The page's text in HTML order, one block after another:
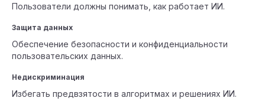
Пользователи должны понимать, как работает ИИ.
Защита данных
Обеспечение безопасности и конфиденциальности
пользовательских данных.
Недискриминация
Избегать предвзятости в алгоритмах и решениях ИИ.